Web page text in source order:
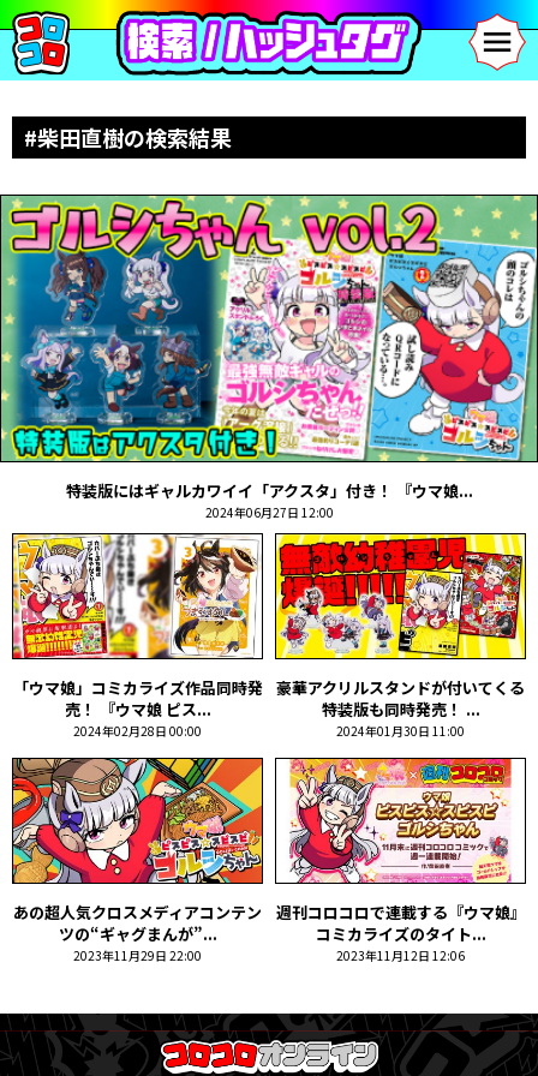
#柴田直樹の検索結果
特装版にはギャルカワイイ「アクスタ」付き！ 『ウマ娘...
2024年06月27日 12:00
「ウマ娘」コミカライズ作品同時発
売！ 『ウマ娘 ピス...
2024年02月28日 00:00
豪華アクリルスタンドが付いてくる
特装版も同時発売！ ...
2024年01月30日 11:00
あの超人気クロスメディアコンテン
ツの“ギャグまんが”...
2023年11月29日 22:00
週刊コロコロで連載する『ウマ娘』
コミカライズのタイト...
2023年11月12日 12:06